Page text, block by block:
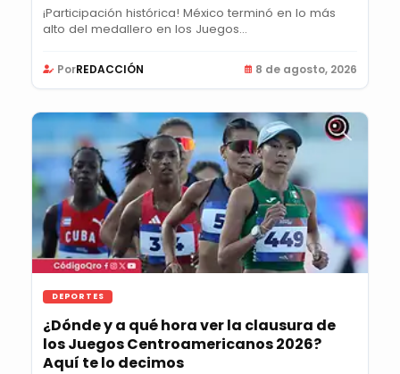
¡Participación histórica! México terminó en lo más
alto del medallero en los Juegos...
PorREDACCIÓN 8 de agosto, 2026
DEPORTES
¿Dónde y a qué hora ver la clausura de
los Juegos Centroamericanos 2026?
Aquí te lo decimos